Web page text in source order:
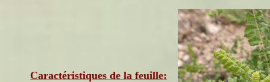
Caractéristiques de la feuille: